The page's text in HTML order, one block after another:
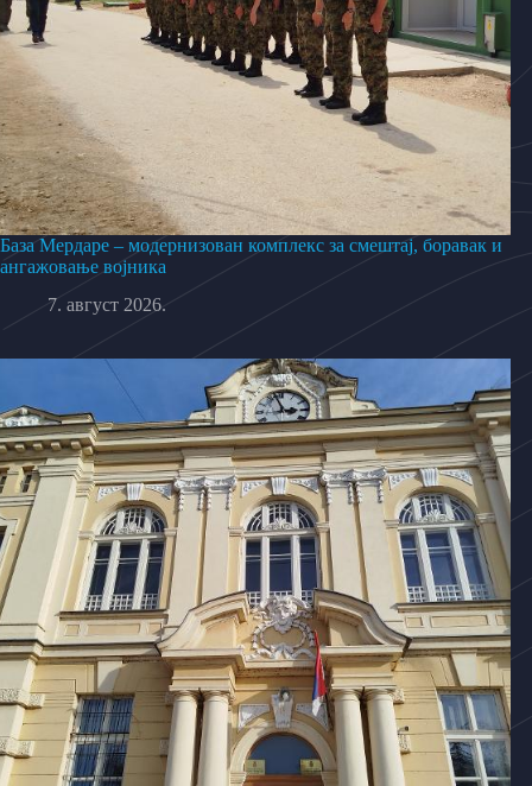
База Мердаре – модернизован комплекс за смештај, боравак и
ангажовање војника
7. август 2026.